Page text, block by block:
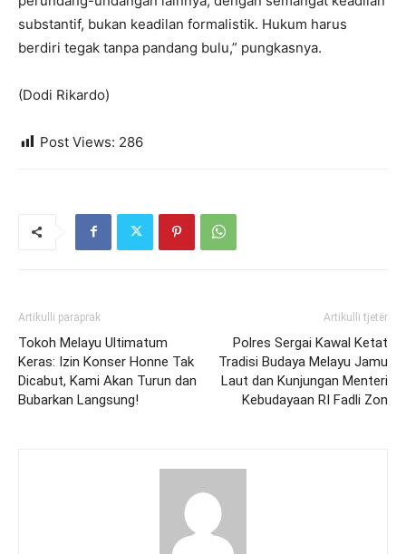
substantif, bukan keadilan formalistik. Hukum harus
berdiri tegak tanpa pandang bulu,” pungkasnya.
(Dodi Rikardo)
Post Views: 286
Artikulli paraprak
Tokoh Melayu Ultimatum
Keras: Izin Konser Honne Tak
Dicabut, Kami Akan Turun dan
Bubarkan Langsung!
Artikulli tjetër
Polres Sergai Kawal Ketat
Tradisi Budaya Melayu Jamu
Laut dan Kunjungan Menteri
Kebudayaan RI Fadli Zon